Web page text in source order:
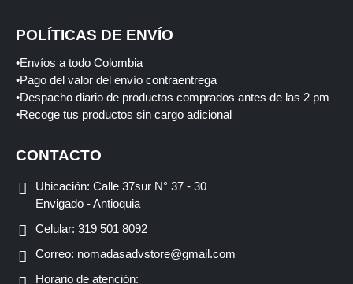
POLÍTICAS DE ENVÍO
•Envíos a todo Colombia
•Pago del valor del envío contraentrega
•Despacho diario de productos comprados antes de las 2 pm
•Recoge tus productos sin cargo adicional
CONTACTO
Ubicación: Calle 37sur N° 37 - 30
Envigado - Antioquia
Celular: 319 501 8092
Correo: nomadasadvstore@gmail.com
Horario de atención: